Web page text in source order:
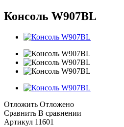
Консоль W907BL
Отложить Отложено
Сравнить В сравнении
Артикул 11601